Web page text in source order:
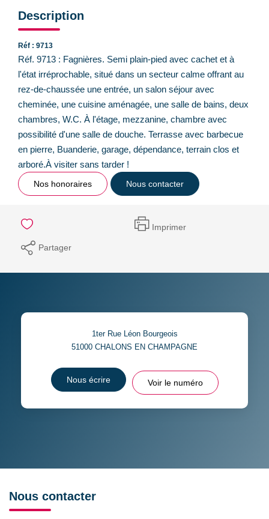
Description
Réf : 9713
Réf. 9713 : Fagnières. Semi plain-pied avec cachet et à
l'état irréprochable, situé dans un secteur calme offrant au
rez-de-chaussée une entrée, un salon séjour avec
cheminée, une cuisine aménagée, une salle de bains, deux
chambres, W.C. À l'étage, mezzanine, chambre avec
possibilité d'une salle de douche. Terrasse avec barbecue
en pierre, Buanderie, garage, dépendance, terrain clos et
arboré.À visiter sans tarder !
Nos honoraires Nous contacter
Imprimer
Partager
1ter Rue Léon Bourgeois
51000 CHALONS EN CHAMPAGNE
Nous écrire Voir le numéro
Nous contacter